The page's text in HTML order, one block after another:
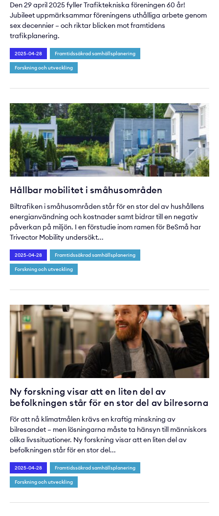
Den 29 april 2025 fyller Trafiktekniska föreningen 60 år!
Jubileet uppmärksammar föreningens uthålliga arbete genom
sex decennier – och riktar blicken mot framtidens
trafikplanering.
2025-04-28 Framtidssäkrad samhällsplanering
Forskning och utveckling
Hållbar mobilitet i småhusområden
Biltrafiken i småhusområden står för en stor del av hushållens
energianvändning och kostnader samt bidrar till en negativ
påverkan på miljön. I en förstudie inom ramen för BeSmå har
Trivector Mobility undersökt...
2025-04-28 Framtidssäkrad samhällsplanering
Forskning och utveckling
Ny forskning visar att en liten del av
befolkningen står för en stor del av bilresorna
För att nå klimatmålen krävs en kraftig minskning av
bilresandet – men lösningarna måste ta hänsyn till människors
olika livssituationer. Ny forskning visar att en liten del av
befolkningen står för en stor del...
2025-04-28 Framtidssäkrad samhällsplanering
Forskning och utveckling